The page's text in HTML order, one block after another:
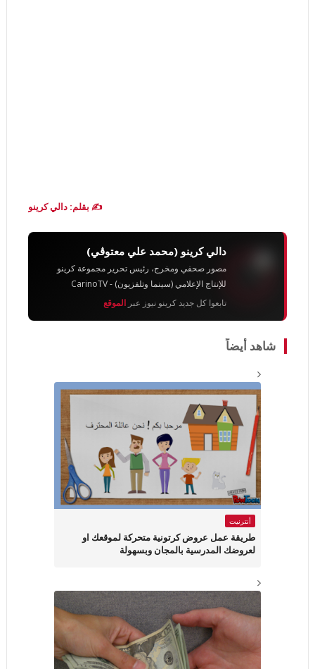
✍️ بقلم: دالي كرينو
دالي كرينو (محمد علي معتوڨي)
مصور صحفي ومخرج، رئيس تحرير مجموعة كرينو
للإنتاج الإعلامي (سينما وتلفزيون) - CarinoTV
تابعوا كل جديد كرينو نيوز عبر الموقع
شاهد أيضاً
أنترنيت
طريقة عمل عروض كرتونية متحركة لموقعك او
لعروضك المدرسية بالمجان وبسهولة